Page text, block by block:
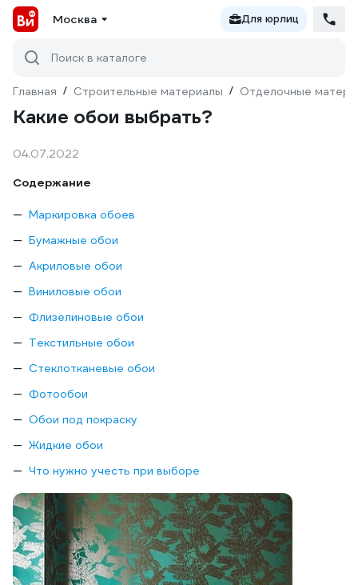
Москва Для юрлиц
Поиск в каталоге
Главная / Строительные материалы / Отделочные
Какие обои выбрать?
04.07.2022
Содержание
Маркировка обоев
Бумажные обои
Акриловые обои
Виниловые обои
Флизелиновые обои
Текстильные обои
Стеклотканевые обои
Фотообои
Обои под покраску
Жидкие обои
Что нужно учесть при выборе